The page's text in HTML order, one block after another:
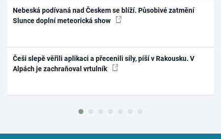
Nebeská podívaná nad Českem se blíží. Působivé zatmění
Slunce doplní meteorická show
Češi slepě věřili aplikaci a přecenili síly, píší v Rakousku. V
Alpách je zachraňoval vrtulník